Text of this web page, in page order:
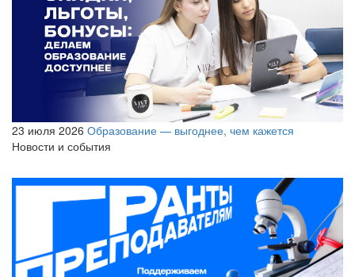
23 июля 2026 Образование — выгоднее, чем кажется
Новости и события